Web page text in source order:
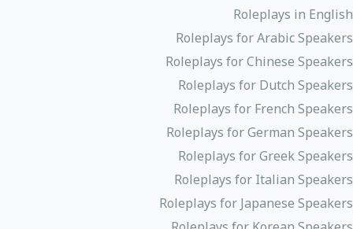
Roleplays in English
Roleplays for Arabic Speakers
Roleplays for Chinese Speakers
Roleplays for Dutch Speakers
Roleplays for French Speakers
Roleplays for German Speakers
Roleplays for Greek Speakers
Roleplays for Italian Speakers
Roleplays for Japanese Speakers